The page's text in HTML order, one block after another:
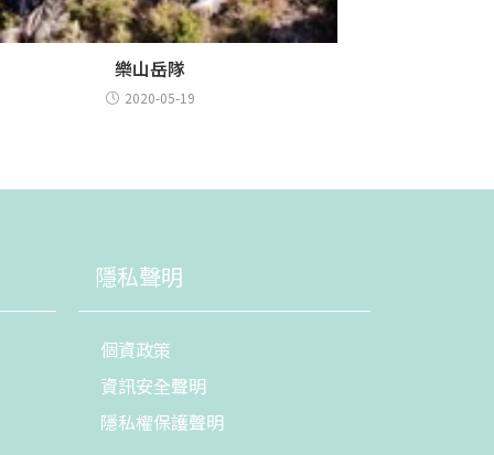
樂山岳隊
2020-05-19
隱私聲明
個資政策
資訊安全聲明
隱私權保護聲明